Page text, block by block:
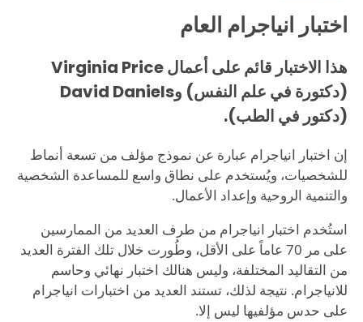
اختبار انياجرام العام
هذا الاختبار قائم على أعمال Virginia Price
(دكتورة في علم النفس) وDavid Daniels
(دكتور في الطب).
إن اختبار انياجرام عبارة عن نموذج مؤلف من تسعة أنماط
للشخصيات، ويُستخدم على نطاق واسع للمساعدة الشخصية
والتنمية الروحية وإعداد الأعمال.
استُخدم اختبار انياجرام من طرف العديد من الممارسين
على مر 70 عاماً على الأقل، وطُورت خلال تلك الفترة العديد
من التقاليد المختلفة، وليس هنالك اختبار نهائي وحاسم
للانياجرام. نتيجة لذلك، تستند العديد من اختبارات انياجرام
على حدس مؤلفيها ليس إلا.